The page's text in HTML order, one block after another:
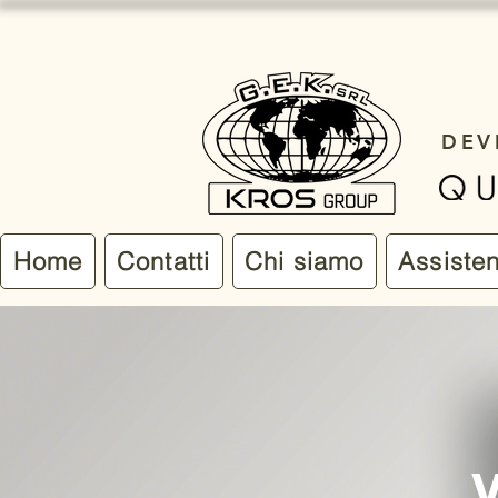
Home Contatti Chi siamo